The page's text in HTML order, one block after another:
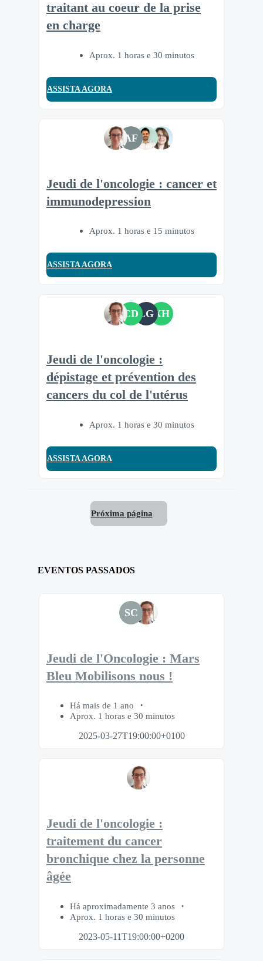
traitant au coeur de la prise
en charge
Aprox. 1 horas e 30 minutos
ASSISTA AGORA
AF
Jeudi de l'oncologie : cancer et
immunodepression
Aprox. 1 horas e 15 minutos
ASSISTA AGORA
CD LGXH
Jeudi de l'oncologie :
dépistage et prévention des
cancers du col de l'utérus
Aprox. 1 horas e 30 minutos
ASSISTA AGORA
Próxima página
EVENTOS PASSADOS
SC
Jeudi de l'Oncologie : Mars
Bleu Mobilisons nous !
Há mais de 1 ano
Aprox. 1 horas e 30 minutos
2025-03-27T19:00:00+0100
Jeudi de l'oncologie :
traitement du cancer
bronchique chez la personne
âgée
Há aproximadamente 3 anos
Aprox. 1 horas e 30 minutos
2023-05-11T19:00:00+0200